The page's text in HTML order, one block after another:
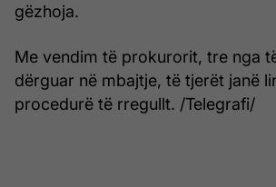
gëzhoja.
Me vendim të prokurorit, tre nga
dërguar në mbajtje, të tjerët janë
procedurë të rregullt. /Telegrafi/